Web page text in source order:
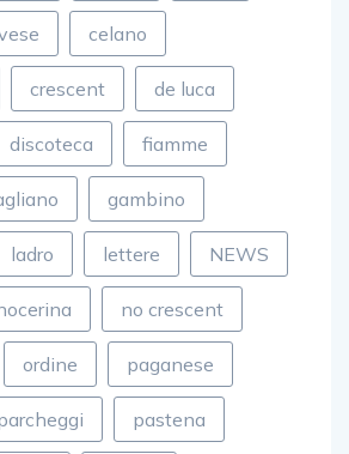
celano
crescent de luca
discoteca fiamme
gambino
ladro lettere NEWS
no crescent
ordine paganese
pastena